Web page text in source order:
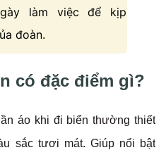
làm việc để kịp
đoàn.
có đặc điểm gì?
áo khi đi biển thường thiết
sắc tươi mát. Giúp nổi bật